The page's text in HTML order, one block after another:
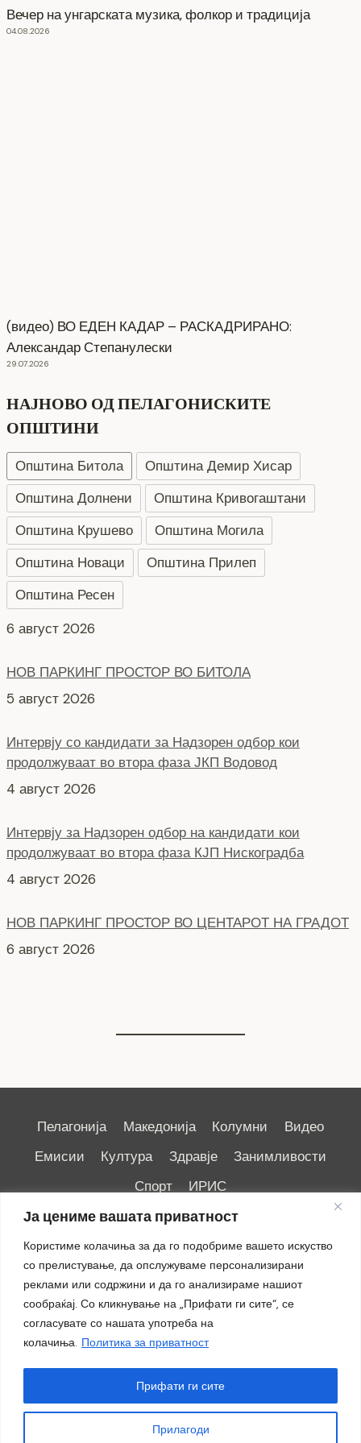
Ја цениме вашата приватност
Користиме колачиња за да го подобриме вашето искуство
со прелистување, да опслужуваме персонализирани
реклами или содржини и да го анализираме нашиот
сообраќај. Со кликнување на „Прифати ги сите“, се
согласувате со нашата употреба на
колачиња. Политика за приватност
Прилагоди
Прифати ги сите
Вечер на унгарската музика, фолкор и традиција
04.08.2026
(видео) ВО ЕДЕН КАДАР – РАСКАДРИРАНО:
Александар Степанулески
29.07.2026
НАЈНОВО ОД ПЕЛАГОНИСКИТЕ
ОПШТИНИ
Општина Битола
Општина Демир Хисар
Општина Долнени
Општина Кривогаштани
Општина Крушево
Општина Могила
Општина Новаци
Општина Прилеп
Општина Ресен
НОВ ПАРКИНГ ПРОСТОР ВО БИТОЛА
Интервју со кандидати за Надзорен одбор кои
4 август 2026
Интервју за Надзорен одбор на кандидати кои
4 август 2026
НОВ ПАРКИНГ ПРОСТОР ВО ЦЕНТАРОТ НА ГРАДОТ
СЕ АСФАЛТИРА УЛИЦАТА „КОЗАРА“
Пелагонија Македонија Колумни
Видео
Емисии
Култура Здравје
Занимливости
Спорт
ИРИС
Импресум|Маркетинг